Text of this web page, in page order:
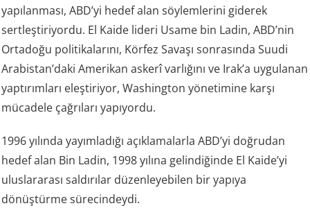
yapılanması, ABD’yi hedef alan söylemlerini giderek
sertleştiriyordu. El Kaide lideri Usame bin Ladin, ABD’nin
Ortadoğu politikalarını, Körfez Savaşı sonrasında Suudi
Arabistan’daki Amerikan askerî varlığını ve Irak’a uygulanan
yaptırımları eleştiriyor, Washington yönetimine karşı
mücadele çağrıları yapıyordu.
1996 yılında yayımladığı açıklamalarla ABD’yi doğrudan
hedef alan Bin Ladin, 1998 yılına gelindiğinde El Kaide’yi
uluslararası saldırılar düzenleyebilen bir yapıya
dönüştürme sürecindeydi.